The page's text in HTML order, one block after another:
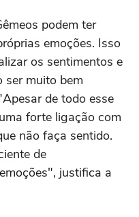
podem ter
emoções. Isso
os sentimentos e
ser muito bem
de todo esse
forte ligação com
não faça sentido.
de
justifica a